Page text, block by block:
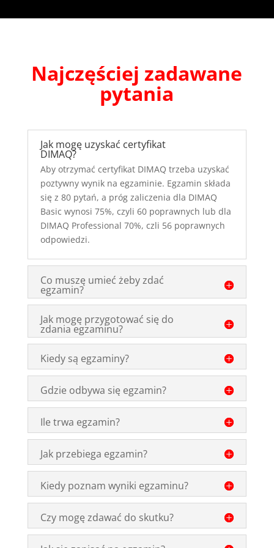
Najczęściej zadawane
pytania
Jak mogę uzyskać certyfikat
DIMAQ?
Aby otrzymać certyfikat DIMAQ trzeba uzyskać
poztywny wynik na egzaminie. Egzamin składa
się z 80 pytań, a próg zaliczenia dla DIMAQ
Basic wynosi 75%, czyli 60 poprawnych lub dla
DIMAQ Professional 70%, czli 56 poprawnych
odpowiedzi.
Co muszę umieć żeby zdać
egzamin?
Jak mogę przygotować się do
zdania egzaminu?
Kiedy są egzaminy?
Gdzie odbywa się egzamin?
Ile trwa egzamin?
Jak przebiega egzamin?
Kiedy poznam wyniki egzaminu?
Czy mogę zdawać do skutku?